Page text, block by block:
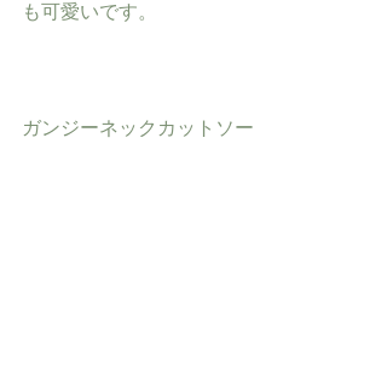
も可愛いです。
ガンジーネックカットソー